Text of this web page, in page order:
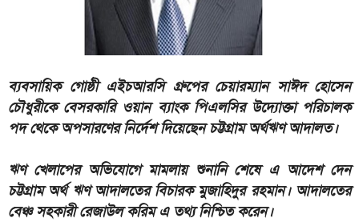
ব্যবসায়িক গোষ্ঠী এইচআরসি গ্রুপের চেয়ারম্যান সাঈদ হোসেন
চৌধুরীকে বেসরকারি ওয়ান ব্যাংক পিএলসির উদ্যোক্তা পরিচালক
পদ থেকে অপসারণের নির্দেশ দিয়েছেন চট্টগ্রাম অর্থঋণ আদালত।
ঋণ খেলাপের অভিযোগে মামলায় শুনানি শেষে এ আদেশ দেন
চট্টগ্রাম অর্থ ঋণ আদালতের বিচারক মুজাহিদুর রহমান। আদালতের
বেঞ্চ সহকারী রেজাউল করিম এ তথ্য নিশ্চিত করেন।